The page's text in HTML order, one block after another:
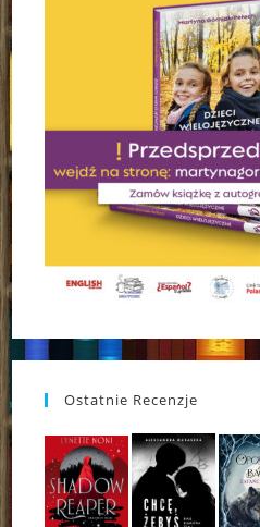
Ostatnie Recenzje